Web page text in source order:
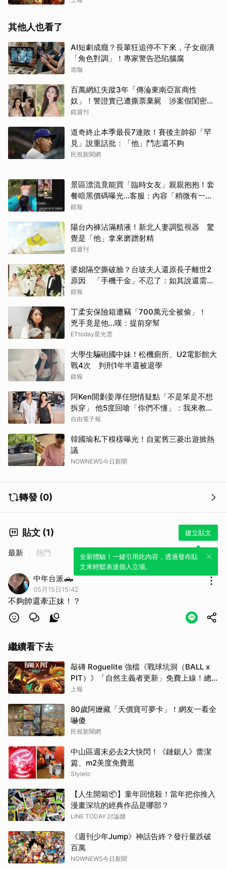
其他人也看了
AI短劇成癮？長輩狂追停不下來，子女崩潰
「角色對調」！專家警告恐陷腦腐
造咖
百萬網紅失蹤3年「傳淪東南亞富商性
奴」！警證實已遭撕票棄屍 涉案假閨密近
況曝光
鏡週刊
道奇終止本季最長7連敗！賽後主帥卻「罕
見」說重話批：「他」鬥志還不夠
民視新聞網
景區漂流竟能買「臨時女友」親親抱抱！套
餐暗黑價碼曝光…客服：內容「稍微有一點
尺度」
鏡報
陽台內褲沾滿精液！新北人妻調監視器 驚
覺是「他」拿來磨蹭射精
鏡週刊
婆媳隔空撕破臉？台玻夫人還原長子離世2
原因 「手機千金」不忍了：如其說還需要
離開嗎？
鏡報
丁柔安保險箱遭竊「700萬元全被偷」！
兇手竟是他...嘆：提前穿幫
ETtoday星光雲
大學生騙砲國中妹！松機廁所、U2電影館大
戰4次 判刑1年半還被退學
鏡報
阿Ken開剿姜厚任戀情疑點「不是笨是不想
拆穿」 他5度回嗆「你們不懂」：我來教育
你們
自由電子報
韓國瑜私下模樣曝光！自駕舊三菱出遊掀熱
議
NOWNEWS今日新聞
轉發 (0)
貼文 (1) 建立貼文
全新體驗！一鍵引用此內容，透過發布貼
文來輕鬆表達個人立場。
最新 熱門
中年台派🛻
05月15日15:42
不夠帥還牽正妹！？
繼續看下去
敲磚 Roguelite 強檔《戰球坑洞（BALL x
PIT）》「自然主義者更新」免費上線！總
銷量突破 200 萬份，遊戲史低 66 折熱銷中
上報
80歲阿嬤藏「天價寶可夢卡」！網友一看全
嚇傻
民視新聞網
中山區週末必去2大快閃！《鏈鋸人》蕾潔
篇、m2美度免費逛
Styletc
【人生開箱📦】童年回憶殺！當年把你推入
漫畫深坑的經典作品是哪部？
LINE TODAY 討論牆
《週刊少年Jump》神話告終？發行量跌破
百萬
NOWNEWS今日新聞